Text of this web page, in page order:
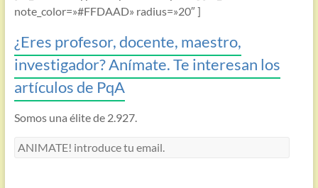
note_color=»#FFDAAD» radius=»20″ ]
¿Eres profesor, docente, maestro,
investigador? Anímate. Te interesan los
artículos de PqA
Somos una élite de 2.927.
ANIMATE!